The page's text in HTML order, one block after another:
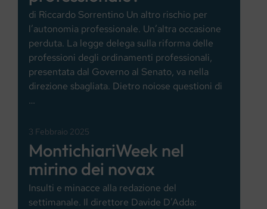
di Riccardo Sorrentino Un altro rischio per
l’autonomia professionale. Un’altra occasione
perduta. La legge delega sulla riforma delle
professioni degli ordinamenti professionali,
presentata dal Governo al Senato, va nella
direzione sbagliata. Dietro noiose questioni di
…
3 Febbraio 2025
MontichiariWeek nel
mirino dei novax
Insulti e minacce alla redazione del
settimanale. Il direttore Davide D’Adda: